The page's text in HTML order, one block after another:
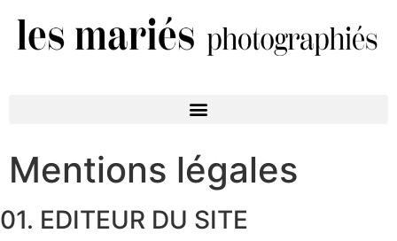
Mentions légales
01. EDITEUR DU SITE